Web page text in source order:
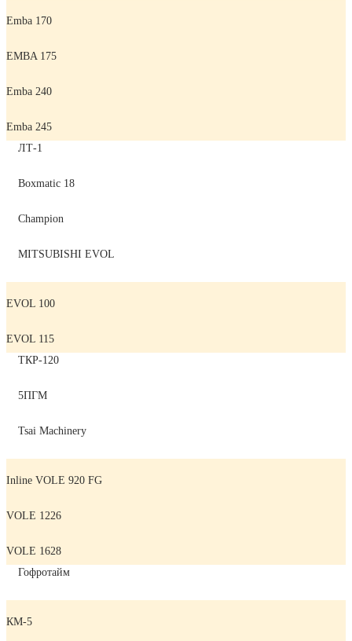
Emba 170
EMBA 175
Emba 240
Emba 245
ЛТ-1
Boxmatic 18
Champion
MITSUBISHI EVOL
EVOL 100
EVOL 115
ТКР-120
5ПГМ
Tsai Machinery
Inline VOLE 920 FG
VOLE 1226
VOLE 1628
Гофротайм
КМ-5